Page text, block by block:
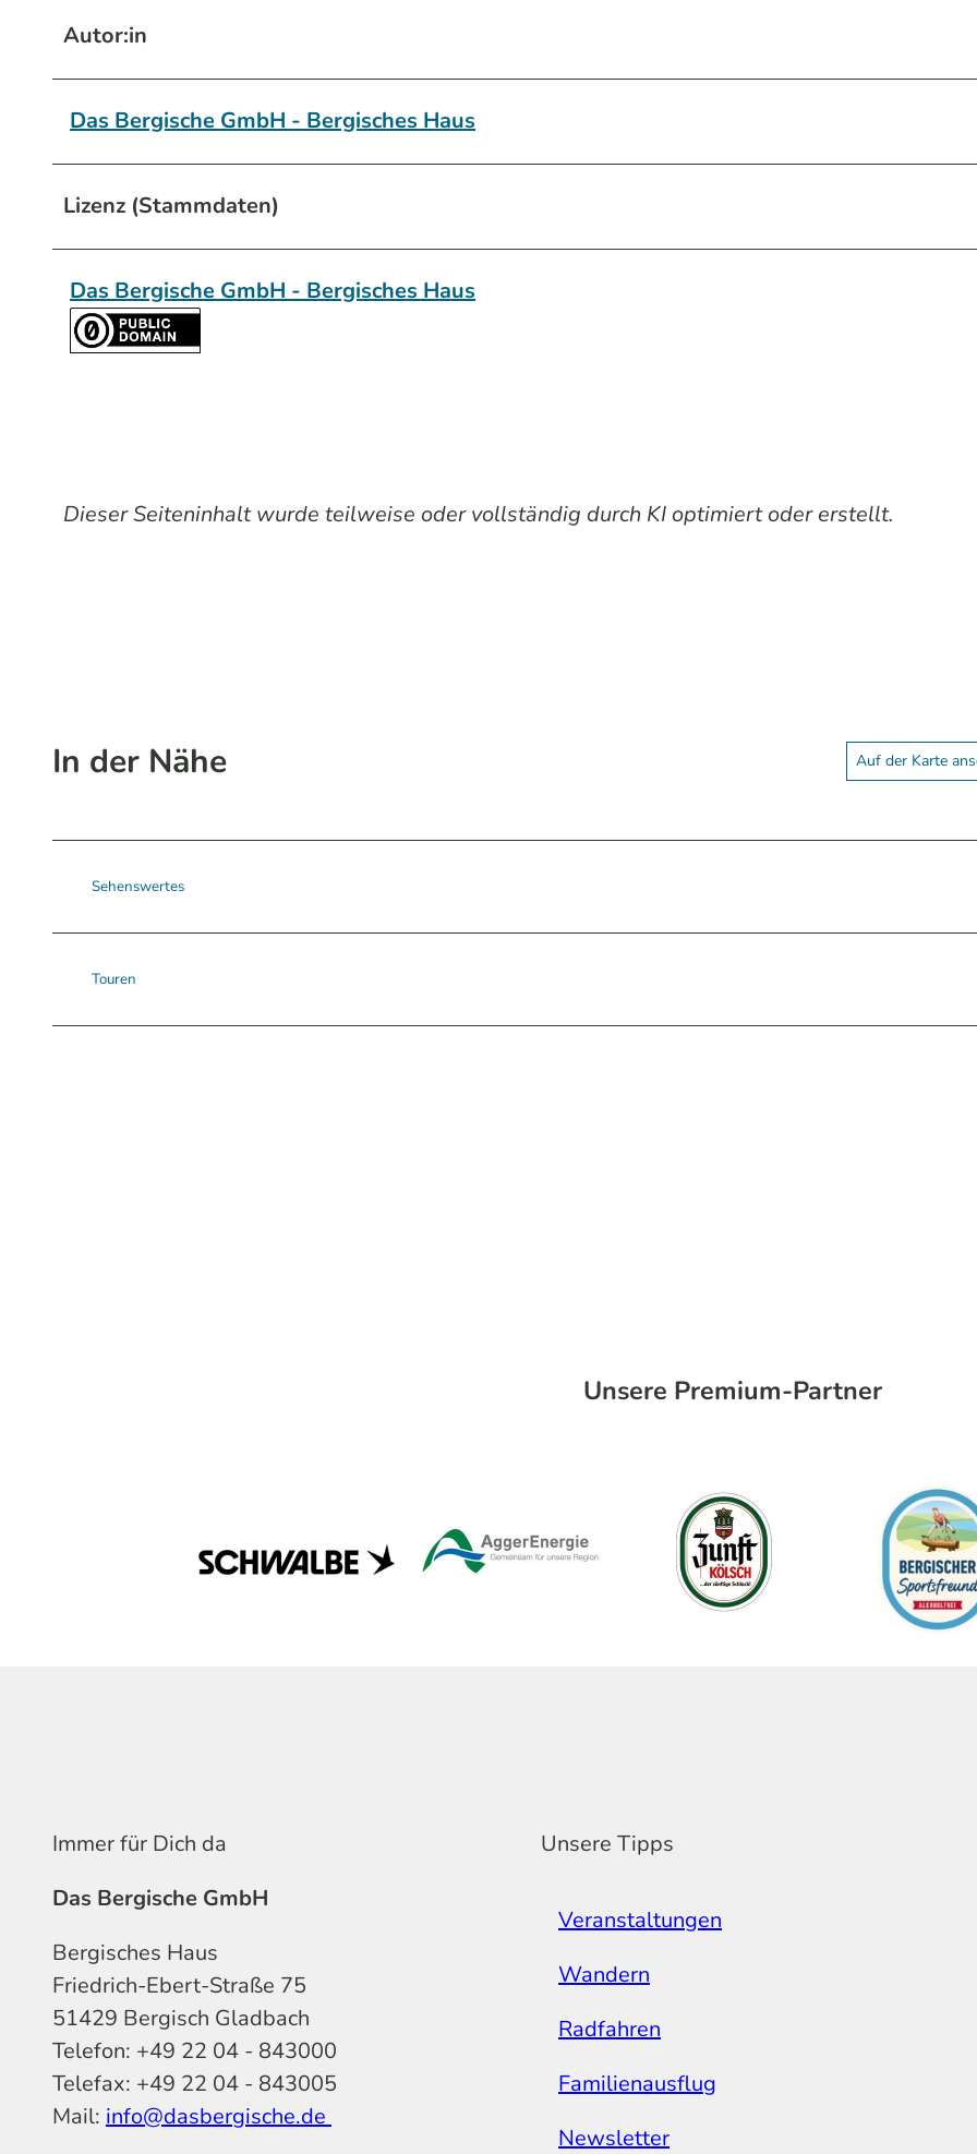
Autor:in
Das Bergische GmbH - Bergisches Haus
Lizenz (Stammdaten)
Das Bergische GmbH - Bergisches Haus
Dieser Seiteninhalt wurde teilweise oder vollständig durch KI optimiert oder erstellt.
In der Nähe Auf der Karte
Sehenswertes
Touren
Unsere Premium-Partner
Immer für Dich da
Das Bergische GmbH
Bergisches Haus
Friedrich-Ebert-Straße 75
51429 Bergisch Gladbach
Telefon: +49 22 04 - 843000
Telefax: +49 22 04 - 843005
Mail: info@dasbergische.de
Unsere Tipps
Veranstaltungen
Wandern
Radfahren
Familienausflug
Newsletter